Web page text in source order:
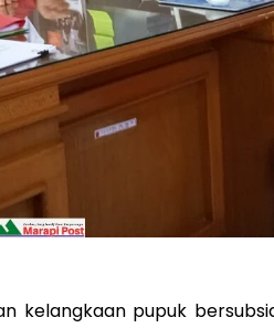
kelangkaan pupuk